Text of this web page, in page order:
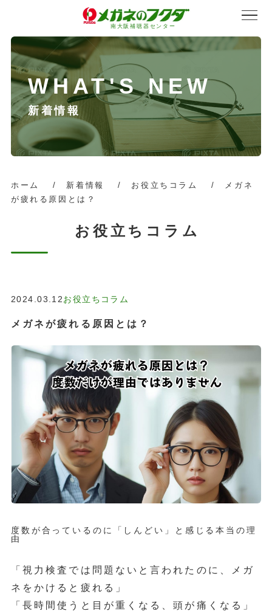
南大阪補聴器センター
サービス紹介
新着情報
ホーム / 新着情報 / お役立ちコラム /
メガネ
が疲れる原因とは？
お役立ちコラム
2024.03.12お役立ちコラム
メガネが疲れる原因とは？
度数が合っているのに「しんどい」と感じる本当の理
由
「視力検査では問題ないと言われたのに、メガ
ネをかけると疲れる」
「長時間使うと目が重くなる、頭が痛くなる」